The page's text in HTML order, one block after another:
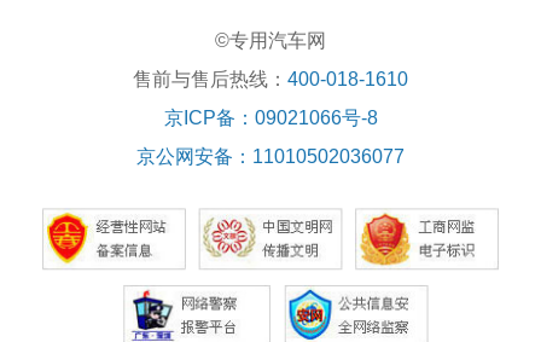
©专用汽车网
售前与售后热线： 400-018-1610
京ICP备：09021066号-8
京公网安备：11010502036077